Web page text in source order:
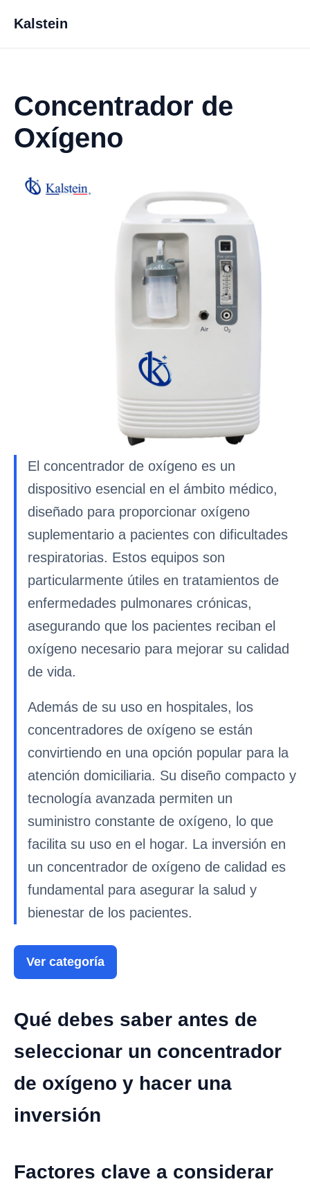
Kalstein
Concentrador de
Oxígeno
El concentrador de oxígeno es un
dispositivo esencial en el ámbito médico,
diseñado para proporcionar oxígeno
suplementario a pacientes con dificultades
respiratorias. Estos equipos son
particularmente útiles en tratamientos de
enfermedades pulmonares crónicas,
asegurando que los pacientes reciban el
oxígeno necesario para mejorar su calidad
de vida.
Además de su uso en hospitales, los
concentradores de oxígeno se están
convirtiendo en una opción popular para la
atención domiciliaria. Su diseño compacto y
tecnología avanzada permiten un
suministro constante de oxígeno, lo que
facilita su uso en el hogar. La inversión en
un concentrador de oxígeno de calidad es
fundamental para asegurar la salud y
bienestar de los pacientes.
Ver categoría
Qué debes saber antes de
seleccionar un concentrador
de oxígeno y hacer una
inversión
Factores clave a considerar